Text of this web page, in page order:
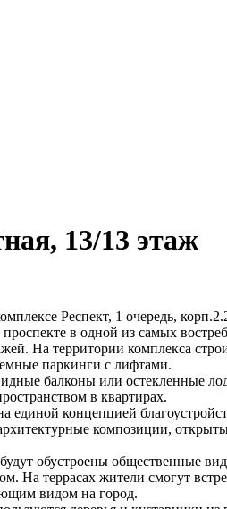
13/13 этаж
Респект, 1 очередь,
в одной из самых
На территории комплекса
паркинги с лифтами.
балконы или остекленные
в квартирах.
единой концепцией
композиции,
обустроены общественные
На террасах жители смогут
видом на город.